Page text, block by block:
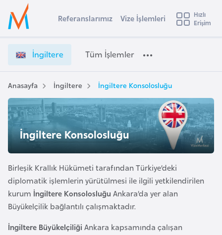
Ülke Seçimi
Başvuru yapmak istediğiniz ülkeyi seçin
Üye
Girişi
n
i
l
e
r
e
V
i
z
e
İ
ş
l
m
e
ş
i
Referanslarımız Vize İşlemleri
Hızlı
Erişim
İngiltere Tüm İşlemler
Anasayfa İngiltere İngiltere Konsolosluğu
İngiltere Konsolosluğu
Birleşik Krallık Hükümeti tarafından Türkiye’deki
diplomatik işlemlerin yürütülmesi ile ilgili yetkilendirilen
kurum İngiltere Konsolosluğu Ankara’da yer alan
Büyükelçilik bağlantılı çalışmaktadır.
İngiltere Büyükelçiliği Ankara kapsamında çalışan
s
t
r
a
A
v
u
t
u
r
y
a